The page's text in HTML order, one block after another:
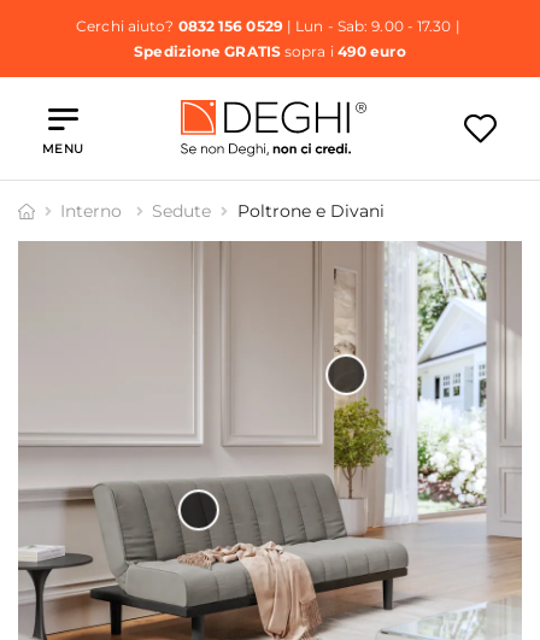
Cerchi aiuto? 0832 156 0529| Lun - Sab: 9.00 - 17.30 |
Spedizione GRATISsopra i 490 euro
MENU
Interno Sedute Poltrone e Divani